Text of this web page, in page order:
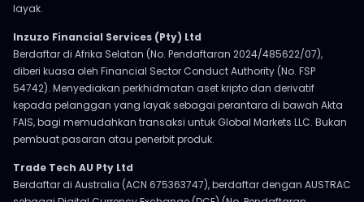
layak.
Inzuzo Financial Services (Pty) Ltd
Berdaftar di Afrika Selatan (No. Pendaftaran 2024/485622/07),
diberi kuasa oleh Financial Sector Conduct Authority (No. FSP
54742). Menyediakan perkhidmatan aset kripto dan derivatif
kepada pelanggan yang layak sebagai perantara di bawah Akta
FAIS, bagi memudahkan transaksi untuk Global Markets LLC. Bukan
pembuat pasaran atau penerbit produk.
Trade Tech AU Pty Ltd
Berdaftar di Australia (ACN 675363747), berdaftar dengan AUSTRAC